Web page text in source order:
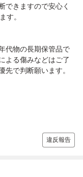
できますので安心く
す。
代物の長期保管品で
よる傷みなどはご了
先で判断願います。
違反報告